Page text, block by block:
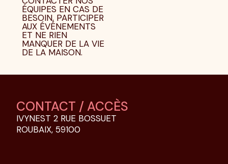
ÉQUIPES EN CAS DE
BESOIN, PARTICIPER
AUX ÉVÉNEMENTS
ET NE RIEN
MANQUER DE LA VIE
DE LA MAISON.
CONTACT / ACCÈS
IVYNEST 2 RUE BOSSUET
ROUBAIX, 59100